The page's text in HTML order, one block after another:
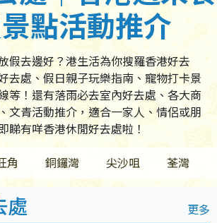
點活動推介
假去邊好？港生活為你搜羅香港好去
去處、假日親子玩樂指南、寵物打卡景
等！還有落雨必去室內好去處、各大商
文青活動推介，適合一家人、情侶或朋
睇有咩香港休閒好去處啦！
角 銅鑼灣 尖沙咀 荃灣
處 更多